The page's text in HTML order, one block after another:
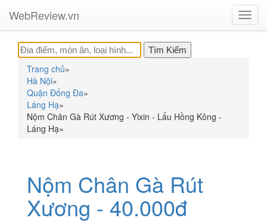
WebReview.vn
Trang chủ»
Hà Nội»
Quận Đống Đa»
Láng Hạ»
Nộm Chân Gà Rút Xương - Yixin - Lẩu Hồng Kông -
Láng Hạ»
Nộm Chân Gà Rút
Xương - 40.000đ